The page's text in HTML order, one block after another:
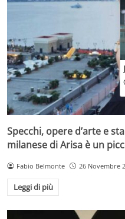
Specchi, opere d’arte e
milanese di Arisa è un
Fabio Belmonte 26 Novembre
Leggi di più